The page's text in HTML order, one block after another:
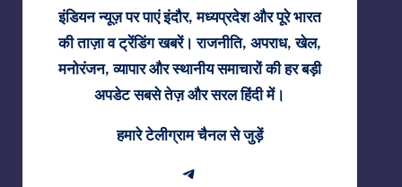
इंडियन न्यूज़ पर पाएं इंदौर, मध्यप्रदेश और पूरे भारत
की ताज़ा व ट्रेंडिंग खबरें। राजनीति, अपराध, खेल,
मनोरंजन, व्यापार और स्थानीय समाचारों की हर बड़ी
अपडेट सबसे तेज़ और सरल हिंदी में।
हमारे टेलीग्राम चैनल से जुड़ें
Telegram